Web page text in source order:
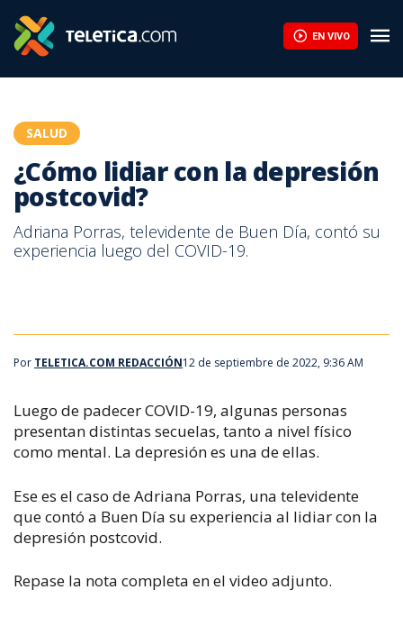
EN VIVO
SALUD
¿Cómo lidiar con la depresión
postcovid?
Adriana Porras, televidente de Buen Día, contó su
experiencia luego del COVID-19.
Por TELETICA.COM REDACCIÓN12 de septiembre de 2022, 9:36 AM
Luego de padecer COVID-19, algunas personas
presentan distintas secuelas, tanto a nivel físico
como mental. La depresión es una de ellas.
Ese es el caso de Adriana Porras, una televidente
que contó a Buen Día su experiencia al lidiar con la
depresión postcovid.
Repase la nota completa en el video adjunto.